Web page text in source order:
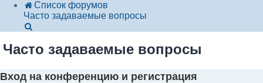
Список форумов
Часто задаваемые вопросы
Часто задаваемые вопросы
Вход на конференцию и регистрация